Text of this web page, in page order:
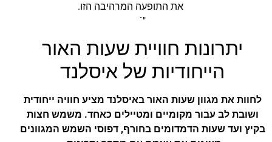
את התופעה המרהיבה הזו.
"`
יתרונות חוויית שעות האור
הייחודיות של איסלנד
לחוות את מגוון שעות האור באיסלנד מציע חוויה ייחודית
ושובת לב עבור מקומיים ומטיילים כאחד. משמש חצות
בקיץ ועד שעות הדמדומים בחורף, דפוסי השמש המגוונים